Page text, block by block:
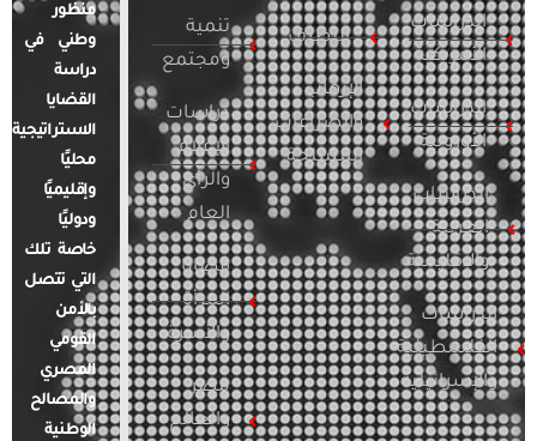
الدراسات
الأمريكية
الدراسات
الأوروبية
الدراسات
العربية
والإقليمية
الدراسات
الفلسطينية
والإسرائيلية
التطرف
الإرهاب
والصراعات
المسلحة
تنمية
ومجتمع
دراسات
الإعلام
والرأي
العام
قضايا
المرأة
والأسرة
مصر
والعالم
منظور
وطني في
دراسة
القضايا
الاستراتيجية
محليًا
وإقليميًا
ودوليًا
خاصة تلك
التي تتصل
بالأمن
القومي
المصري
والمصالح
الوطنية